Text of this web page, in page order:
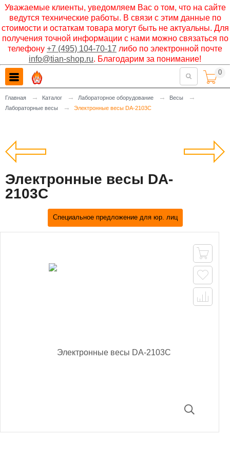
Уважаемые клиенты, уведомляем Вас о том, что на сайте
ведутся технические работы. В связи с этим данные по
стоимости и остаткам товара могут быть не актуальны. Для
получения точной информации с нами можно связаться по
телефону +7 (495) 104-70-17 либо по электронной почте
info@tian-shop.ru. Благодарим за понимание!
 0
Главная → Каталог → Лабораторное оборудование → Весы →
Лабораторные весы → Электронные весы DA-2103C
Электронные весы DA-
2103C
Специальное предложение для юр. лиц


